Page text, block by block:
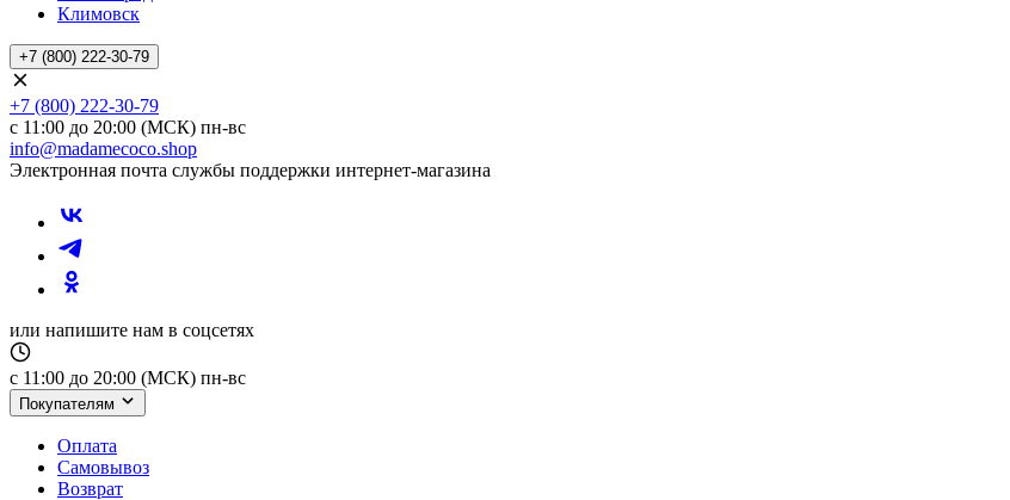
Климовск
+7 (800) 222-30-79
+7 (800) 222-30-79
с 11:00 до 20:00 (МСК) пн-вс
info@madamecoco.shop
Электронная почта службы поддержки интернет-магазина
или напишите нам в соцсетях
с 11:00 до 20:00 (МСК) пн-вс
Покупателям
Оплата
Самовывоз
Возврат